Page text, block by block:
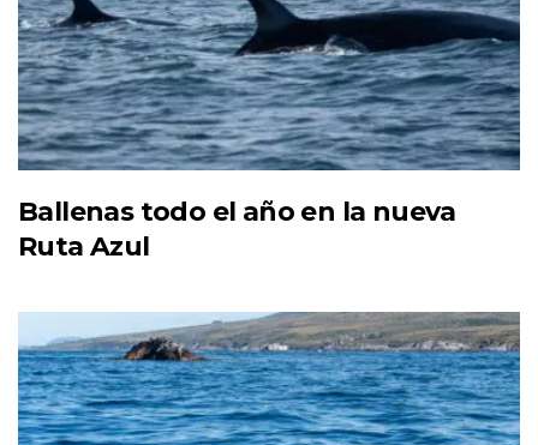
Ballenas todo el año en la nueva
Ruta Azul